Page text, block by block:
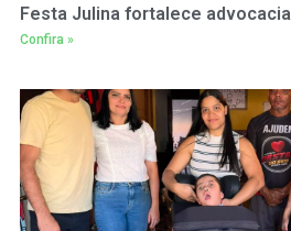
Festa Julina fortalece advocacia
Confira »